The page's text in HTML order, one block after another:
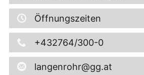
Öffnungszeiten
+432764/300-0
langenrohr@gg.at